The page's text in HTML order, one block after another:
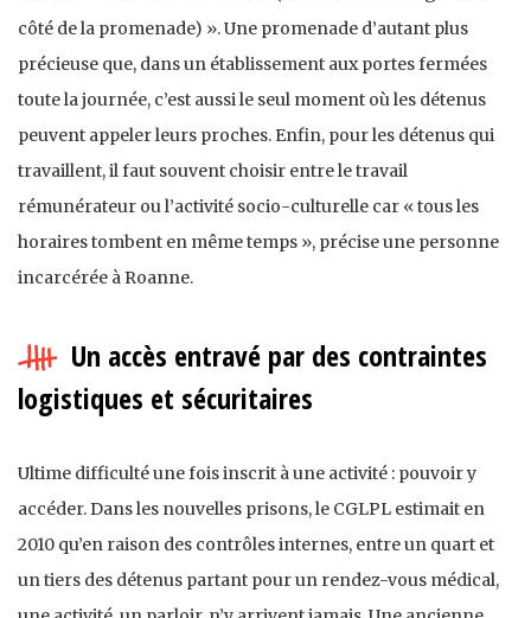
côté de la promenade) ». Une promenade d’autant plus
précieuse que, dans un établissement aux portes fermées
toute la journée, c’est aussi le seul moment où les détenus
peuvent appeler leurs proches. Enfin, pour les détenus qui
travaillent, il faut souvent choisir entre le travail
rémunérateur ou l’activité socio-culturelle car « tous les
horaires tombent en même temps », précise une personne
incarcérée à Roanne.
Un accès entravé par des contraintes
logistiques et sécuritaires
Ultime difficulté une fois inscrit à une activité : pouvoir y
accéder. Dans les nouvelles prisons, le CGLPL estimait en
2010 qu’en raison des contrôles internes, entre un quart et
un tiers des détenus partant pour un rendez-vous médical,